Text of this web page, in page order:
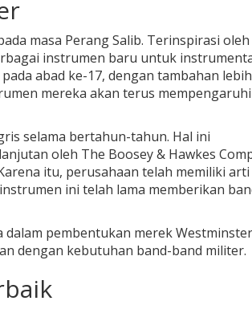
masa Perang Salib. Terinspirasi
instrumen baru untuk
abad ke-17, dengan tambahan
mereka akan terus mempengaruhi
selama bertahun-tahun. Hal ini
oleh The Boosey & Hawkes
itu, perusahaan telah memiliki arti
ini telah lama memberikan
pembentukan merek
dengan kebutuhan band-band militer.